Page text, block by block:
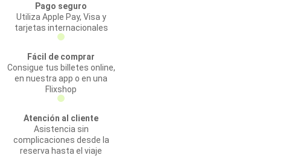
Pago seguro
Utiliza Apple Pay, Visa y
tarjetas internacionales
Fácil de comprar
Consigue tus billetes online,
en nuestra app o en una
Flixshop
Atención al cliente
Asistencia sin
complicaciones desde la
reserva hasta el viaje